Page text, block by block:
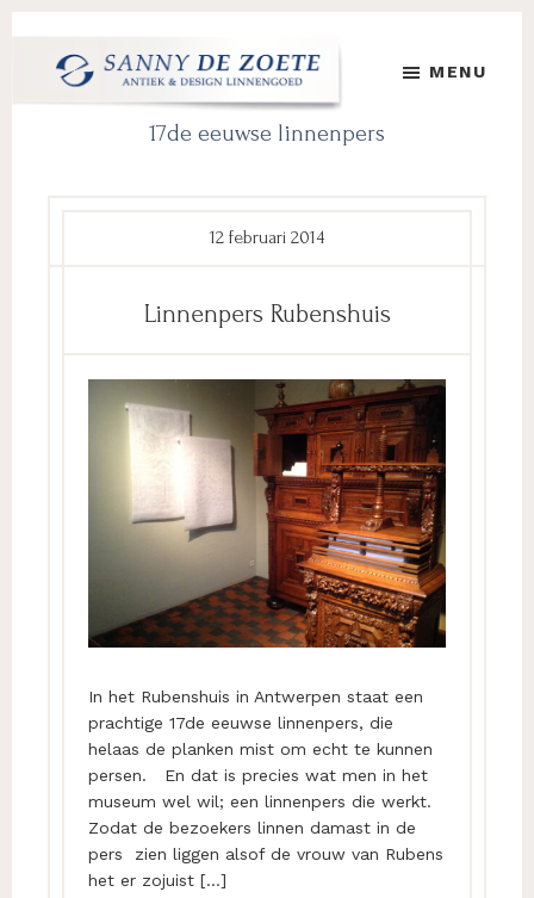
hoofd
eerste
voettekst
MENU
17de eeuwse linnenpers
Linnenpers Rubenshuis
12 februari 2014
In het Rubenshuis in Antwerpen staat een
prachtige 17de eeuwse linnenpers, die
helaas de planken mist om echt te kunnen
persen. En dat is precies wat men in het
museum wel wil; een linnenpers die werkt.
Zodat de bezoekers linnen damast in de
pers zien liggen alsof de vrouw van Rubens
het er zojuist […]